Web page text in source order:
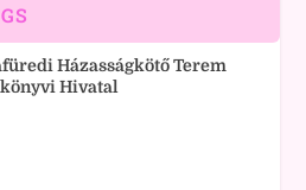
Házasságkötő Terem
Hivatal